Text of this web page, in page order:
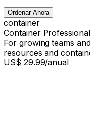
Ordenar Ahora
container
Container Professional
For growing teams
resources and
US$ 29.99/anual